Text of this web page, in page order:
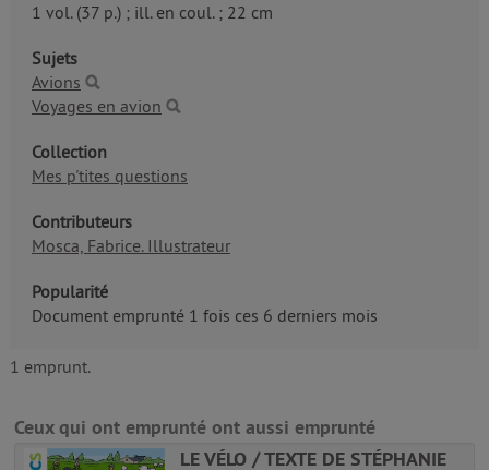
1 vol. (37 p.) ; ill. en coul. ; 22 cm
Sujets
Avions
Voyages en avion
Collection
Mes p'tites questions
Contributeurs
Mosca, Fabrice. Illustrateur
Popularité
Document emprunté 1 fois ces 6 derniers mois
1 emprunt.
Ceux qui ont emprunté ont aussi emprunté
LE VÉLO / TEXTE DE STÉPHANIE